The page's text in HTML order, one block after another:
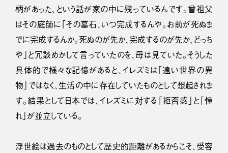
柄があった、という話が家の中に残っているんです。曾祖父
はその庭師に「その墓石、いつ完成するんや。お前が死ぬま
でに完成するんか。死ぬのが先か、完成するのが先か、どっち
や」と冗談めかして言っていたのを、母は見ていた。そうした
具体的で様々な記憶があると、イレズミは「遠い世界の異
物」ではなく、生活の中に存在していたものとして想起されま
す。結果として日本では、イレズミに対する「拒否感」と「憧
れ」が並立している。
浮世絵は過去のものとして歴史的距離があるからこそ、受容